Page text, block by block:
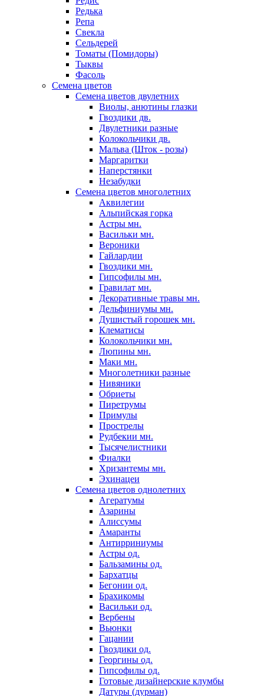
Редька
Репа
Свекла
Сельдерей
Томаты (Помидоры)
Тыквы
Фасоль
Семена цветов
Семена цветов двулетних
Виолы, анютины глазки
Гвоздики дв.
Двулетники разные
Колокольчики дв.
Мальва (Шток - розы)
Маргаритки
Наперстянки
Незабудки
Семена цветов многолетних
Аквилегии
Альпийская горка
Астры мн.
Васильки мн.
Вероники
Гайлардии
Гвоздики мн.
Гипсофилы мн.
Гравилат мн.
Декоративные травы мн.
Дельфиниумы мн.
Душистый горошек мн.
Клематисы
Колокольчики мн.
Люпины мн.
Маки мн.
Многолетники разные
Нивяники
Обриеты
Пиретрумы
Примулы
Прострелы
Рудбекии мн.
Тысячелистники
Фиалки
Хризантемы мн.
Эхинацеи
Семена цветов однолетних
Агератумы
Азарины
Алиссумы
Амаранты
Антирриниумы
Астры од.
Бальзамины од.
Бархатцы
Бегонии од.
Брахикомы
Васильки од.
Вербены
Вьюнки
Гацании
Гвоздики од.
Георгины од.
Гипсофилы од.
Готовые дизайнерские клумбы
Датуры (дурман)